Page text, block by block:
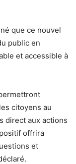
que ce nouvel
public en
et accessible à
citoyens au
direct aux actions
offrira
et